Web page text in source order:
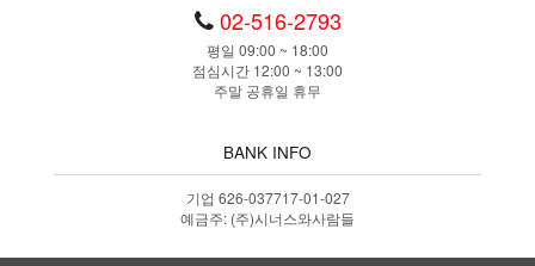
02-516-2793
평일 09:00 ~ 18:00
점심시간 12:00 ~ 13:00
주말 공휴일 휴무
BANK INFO
기업 626-037717-01-027
예금주: (주)시너스와사람들